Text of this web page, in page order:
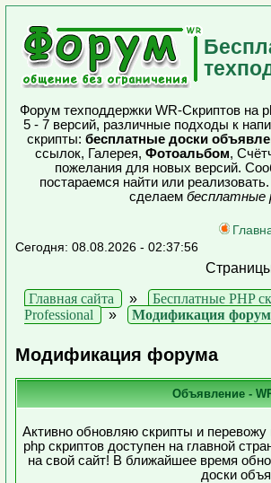
Форум техподдержки WR-Скриптов на
5 - 7 версий, различные подходы к
скрипты: бесплатные доски
ссылок, Галерея, Фотоальбом,
пожелания для новых версий.
постараемся найти или
сделаем бесплатные
Сегодня: 08.08.2026 - 02:37:56
Главная сайта
»
Бесплатные PHP
Professional
» Модификация
Модификация форума
Объявление -
Активно обновляю скрипты и перевожу
php скриптов доступен на главной
на свой сайт! В ближайшее время
доски